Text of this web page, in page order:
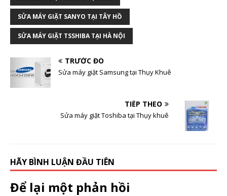
SỬA MÁY GIẶT SANYO TẠI TÂY HỒ
SỬA MÁY GIẶT TSSHIBA TẠI HÀ NỘI
TRƯỚC ĐÓ
Sửa máy giặt Samsung tại Thụy Khuê
TIẾP THEO
Sửa máy giặt Toshiba tại Thụy khuê
HÃY BÌNH LUẬN ĐẦU TIÊN
Để lại một phản hồi